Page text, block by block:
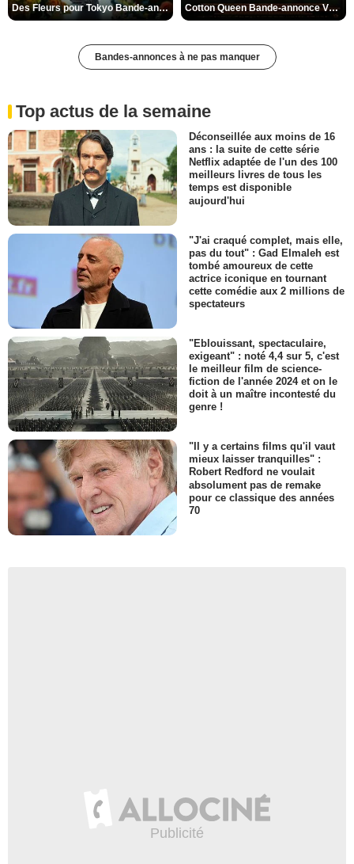
Des Fleurs pour Tokyo Bande-annonce VO STFR Cotton Queen Bande-annonce VO STFR
Bandes-annonces à ne pas manquer
Top actus de la semaine
Déconseillée aux moins de 16
ans : la suite de cette série
Netflix adaptée de l'un des 100
meilleurs livres de tous les
temps est disponible
aujourd'hui
"J'ai craqué complet, mais elle,
pas du tout" : Gad Elmaleh est
tombé amoureux de cette
actrice iconique en tournant
cette comédie aux 2 millions de
spectateurs
"Eblouissant, spectaculaire,
exigeant" : noté 4,4 sur 5, c'est
le meilleur film de science-
fiction de l'année 2024 et on le
doit à un maître incontesté du
genre !
"Il y a certains films qu'il vaut
mieux laisser tranquilles" :
Robert Redford ne voulait
absolument pas de remake
pour ce classique des années
70